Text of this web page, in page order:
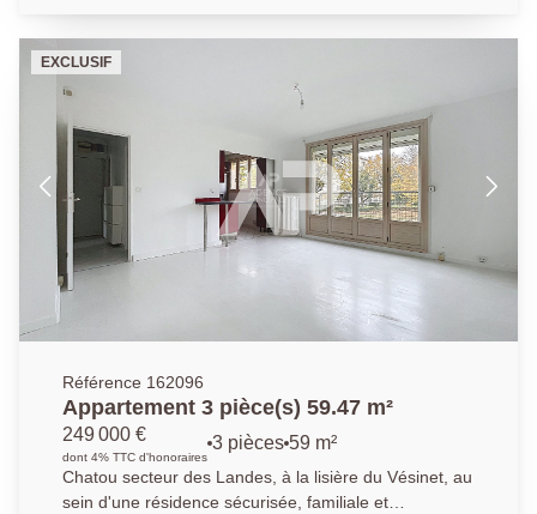
indépendant. Cave de 9.71m² et emplacement
parking extérieur libre.
EXCLUSIF
Référence 162096
Appartement 3 pièce(s) 59.47 m²
249 000 €
dont 4% TTC d'honoraires
3 pièces 59 m²
Chatou secteur des Landes, à la lisière du Vésinet, au
sein d'une résidence sécurisée, familiale et